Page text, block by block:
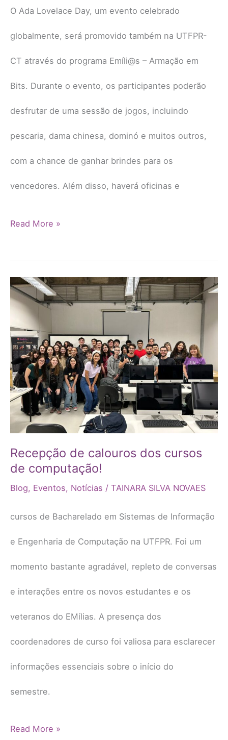
O Ada Lovelace Day, um evento celebrado
globalmente, será promovido também na UTFPR-
CT através do programa Emíli@s – Armação em
Bits. Durante o evento, os participantes poderão
desfrutar de uma sessão de jogos, incluindo
pescaria, dama chinesa, dominó e muitos outros,
com a chance de ganhar brindes para os
vencedores. Além disso, haverá oficinas e
Read More »
Recepção de calouros dos cursos
de computação!
Blog, Eventos, Notícias / TAINARA SILVA NOVAES
cursos de Bacharelado em Sistemas de Informação
e Engenharia de Computação na UTFPR. Foi um
momento bastante agradável, repleto de conversas
e interações entre os novos estudantes e os
veteranos do EMílias. A presença dos
coordenadores de curso foi valiosa para esclarecer
informações essenciais sobre o início do
semestre.
Recepção
calouros
dos
cursos
Read More »